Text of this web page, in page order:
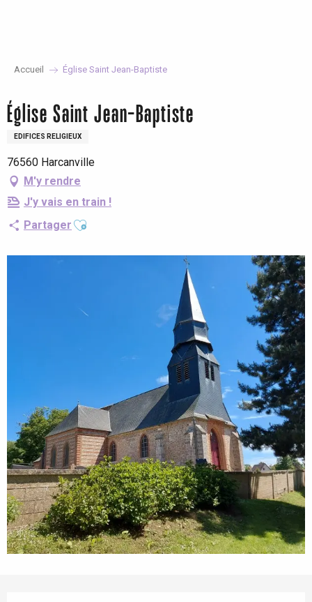
Accueil Église Saint Jean-Baptiste
Église Saint Jean-Baptiste
EDIFICES RELIGIEUX
76560 Harcanville
M'y rendre
J'y vais en train !
Partager Ajouter aux favoris